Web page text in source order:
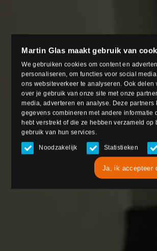
Martin Glas maakt gebruik van
We gebruiken cookies om content en
personaliseren, om functies voor social
ons websiteverkeer te analyseren. Ook delen
over je gebruik van onze site met onze
media, adverteren en analyse. Deze partners
gegevens combineren met andere informatie
hebt verstrekt of die ze hebben verzameld op
gebruik van hun services.
Noodzakelijk Statistieken
Ja, ik accepteer